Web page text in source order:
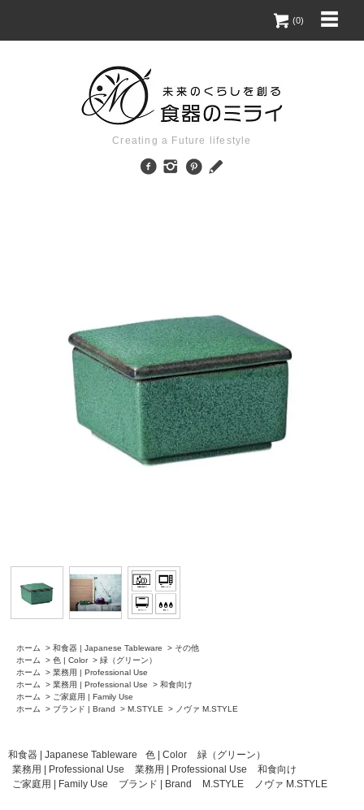
(0)
Creating a Future lifestyle
ホーム > 和食器 | Japanese Tableware > その他
ホーム
> 色 | Color > 緑（グリーン）
ホーム
> 業務用 | Professional Use
ホーム
> 業務用 | Professional Use > 和食向け
ホーム
> ご家庭用 | Family Use
ホーム
> ブランド | Brand > M.STYLE > ノヴァ M.STYLE
和食器 | Japanese Tableware 色 | Color
緑（グリーン）
業務用 | Professional Use
業務用 | Professional Use
和食向け
ご家庭用 | Family Use
ブランド | Brand M.STYLE ノヴァ M.STYLE